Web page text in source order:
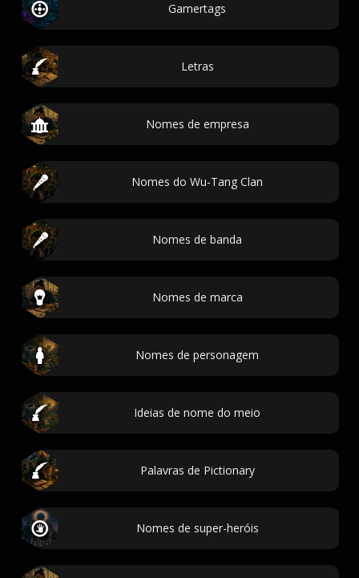
Gamertags
Letras
Nomes de empresa
Nomes do Wu-Tang Clan
Nomes de banda
Nomes de marca
Nomes de personagem
Ideias de nome do meio
Palavras de Pictionary
Nomes de super-heróis